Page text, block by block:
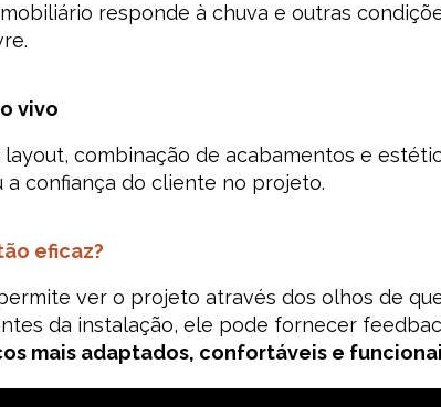
responde à chuva e outras
vivo
combinação de acabamentos e
confiança do cliente no projeto.
eficaz?
ver o projeto através dos olhos de
da instalação, ele pode fornecer
mais adaptados, confortáveis e